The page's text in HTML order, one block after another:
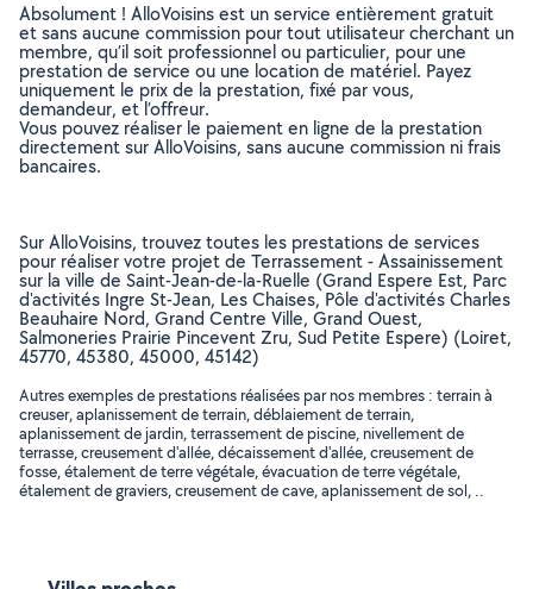
Absolument ! AlloVoisins est un service entièrement gratuit
et sans aucune commission pour tout utilisateur cherchant un
membre, qu’il soit professionnel ou particulier, pour une
prestation de service ou une location de matériel. Payez
uniquement le prix de la prestation, fixé par vous,
demandeur, et l’offreur.
Vous pouvez réaliser le paiement en ligne de la prestation
directement sur AlloVoisins, sans aucune commission ni frais
bancaires.
Sur AlloVoisins, trouvez toutes les prestations de services
pour réaliser votre projet de Terrassement - Assainissement
sur la ville de Saint-Jean-de-la-Ruelle (Grand Espere Est, Parc
d'activités Ingre St-Jean, Les Chaises, Pôle d'activités Charles
Beauhaire Nord, Grand Centre Ville, Grand Ouest,
Salmoneries Prairie Pincevent Zru, Sud Petite Espere) (Loiret,
45770, 45380, 45000, 45142)
Autres exemples de prestations réalisées par nos membres : terrain à
creuser, aplanissement de terrain, déblaiement de terrain,
aplanissement de jardin, terrassement de piscine, nivellement de
terrasse, creusement d'allée, décaissement d'allée, creusement de
fosse, étalement de terre végétale, évacuation de terre végétale,
étalement de graviers, creusement de cave, aplanissement de sol, ..